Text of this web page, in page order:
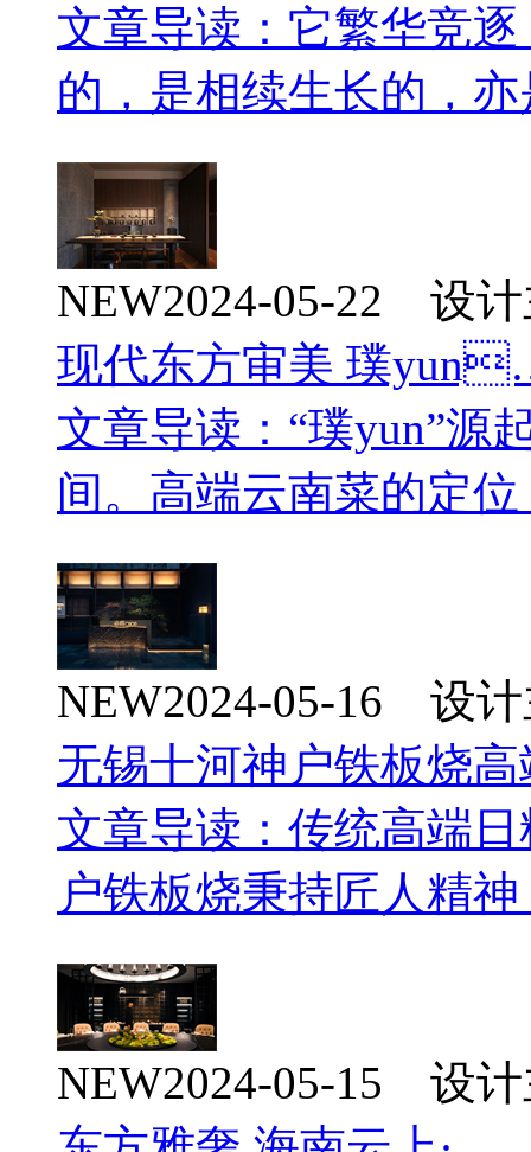
文章导读：它繁华竞
的，是相续生长的，
NEW2024-05-22 设
现代东方审美 璞
文章导读：“璞yun”源
间。高端云南菜的定
NEW2024-05-16 设
无锡十河神户铁板烧
文章导读：传统高端
户铁板烧秉持匠人精
NEW2024-05-15 设